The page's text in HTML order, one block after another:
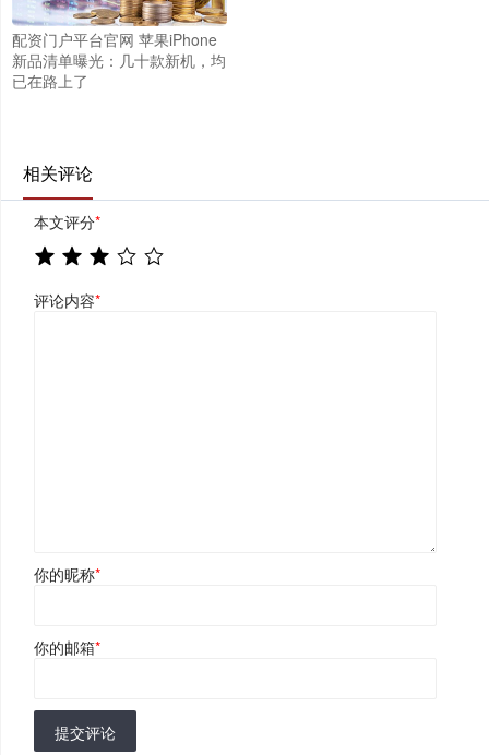
配资门户平台官网 苹果iPhone
新品清单曝光：几十款新机，均
已在路上了
相关评论
本文评分*
评论内容*
你的昵称*
你的邮箱*
提交评论